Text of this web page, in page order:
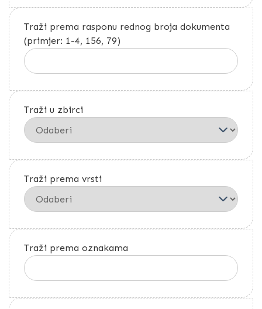
Traži prema rasponu rednog broja dokumenta
(primjer: 1-4, 156, 79)
Traži u zbirci
Traži prema vrsti
Traži prema oznakama